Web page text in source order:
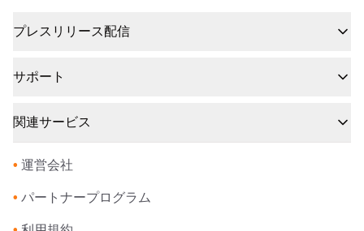
プレスリリース配信
サポート
関連サービス
• 運営会社
• パートナープログラム